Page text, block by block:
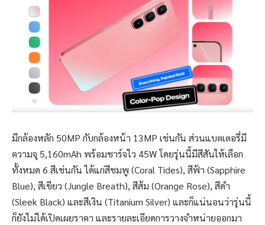
มีกล้องหลัก 50MP กับกล้องหน้า 13MP เช่นกัน ส่วนแบตเตอรี่มี
ความจุ 5,160mAh พร้อมชาร์จไว 45W โดยรุ่นนี้มีสีสันให้เลือก
ทั้งหมด 6 สีเช่นกัน ได้แก่สีชมพู (Coral Tides), สีฟ้า (Sapphire
Blue), สีเขียว (Jungle Breath), สีส้ม (Orange Rose), สีดำ
(Sleek Black) และสีเงิน (Titanium Silver) และก็แน่นอนว่ารุ่นนี้
ก็ยังไม่ได้เปิดเผยราคา และรายละเอียดการวางจำหน่ายออกมา